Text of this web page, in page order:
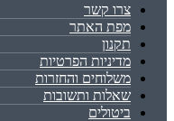
צרו קשר
מפת האתר
תקנון
מדיניות הפרטיות
משלוחים והחזרות
שאלות ותשובות
ביטולים